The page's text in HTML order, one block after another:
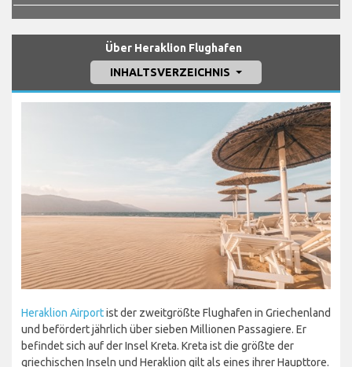
Über Heraklion Flughafen
INHALTSVERZEICHNIS
Heraklion Airportist der zweitgrößte Flughafen in Griechenland
und befördert jährlich über sieben Millionen Passagiere. Er
befindet sich auf der Insel Kreta. Kreta ist die größte der
griechischen Inseln und Heraklion gilt als eines ihrer Haupttore.